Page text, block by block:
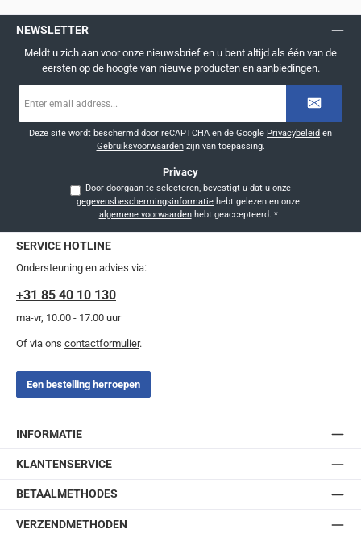
NEWSLETTER
Meldt u zich aan voor onze nieuwsbrief en u bent altijd als één van de
eersten op de hoogte van nieuwe producten en aanbiedingen.
mailadres
Deze site wordt beschermd door reCAPTCHA en de Google Privacybeleid en
Gebruiksvoorwaardenzijn van toepassing.
Privacy
Door doorgaan te selecteren, bevestigt u dat u onze
gegevensbeschermingsinformatie
algemene voorwaardenhebt geaccepteerd. *
SERVICE HOTLINE
Ondersteuning en advies via:
+31 85 40 10 130
ma-vr, 10.00 - 17.00 uur
Of via ons contactformulier.
Een bestelling herroepen
INFORMATIE
KLANTENSERVICE
BETAALMETHODES
VERZENDMETHODEN